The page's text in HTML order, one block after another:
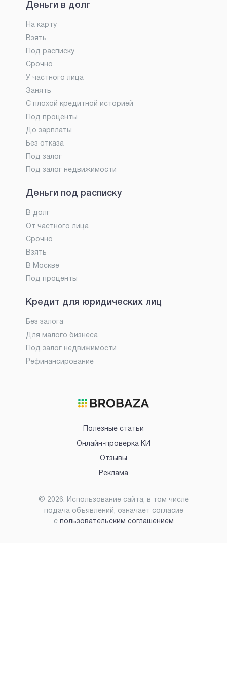
Деньги в долг
На карту
Взять
Под расписку
Срочно
У частного лица
Занять
С плохой кредитной историей
Под проценты
До зарплаты
Без отказа
Под залог
Под залог недвижимости
Деньги под расписку
В долг
От частного лица
Срочно
Взять
В Москве
Под проценты
Кредит для юридических лиц
Без залога
Для малого бизнеса
Под залог недвижимости
Рефинансирование
Полезные статьи
Онлайн-проверка КИ
Отзывы
Реклама
© 2026. Использование сайта, в том числе
подача объявлений, означает согласие
с пользовательским соглашением